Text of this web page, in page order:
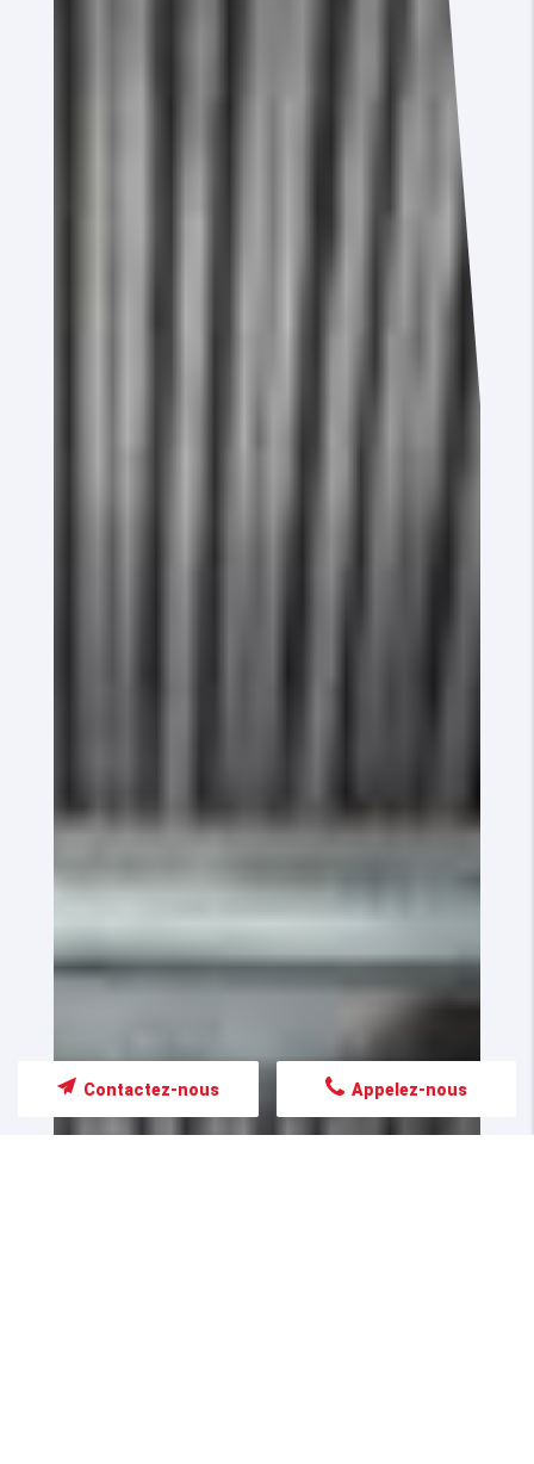
Appelez-nous
Contactez-nous